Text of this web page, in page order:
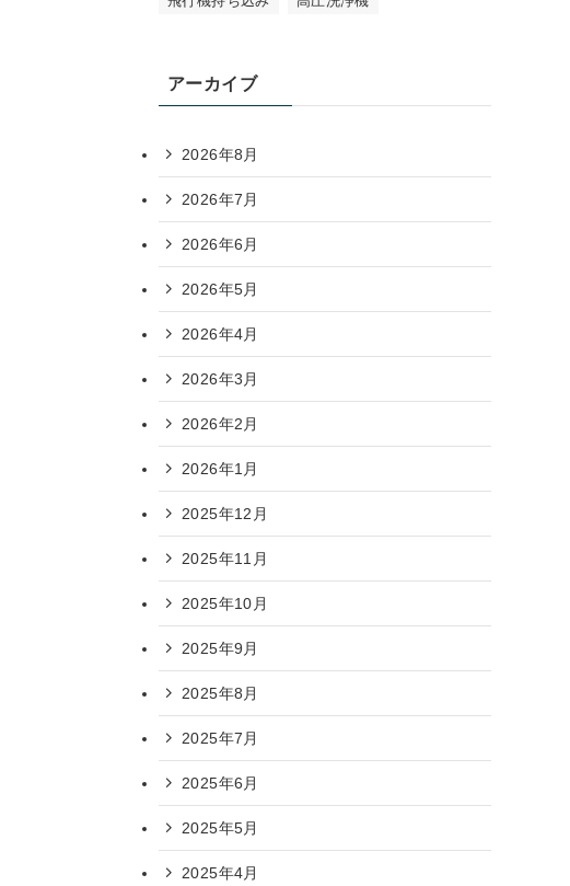
アーカイブ
2026年8月
2026年7月
2026年6月
2026年5月
2026年4月
2026年3月
2026年2月
2026年1月
2025年12月
2025年11月
2025年10月
2025年9月
2025年8月
2025年7月
2025年6月
2025年5月
2025年4月